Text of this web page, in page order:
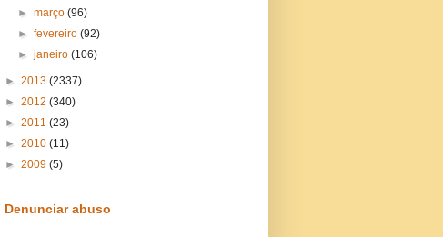
►março(96)
►fevereiro(92)
►janeiro(106)
► 2013 (2337)
► 2012 (340)
► 2011 (23)
► 2010 (11)
► 2009 (5)
Denunciar abuso